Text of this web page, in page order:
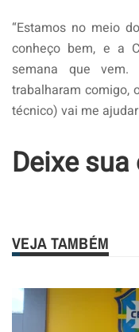
“Estamos no meio
conheço bem, e a
semana que
trabalharam comigo,
técnico) vai me
Deixe
VEJA TAMBÉM